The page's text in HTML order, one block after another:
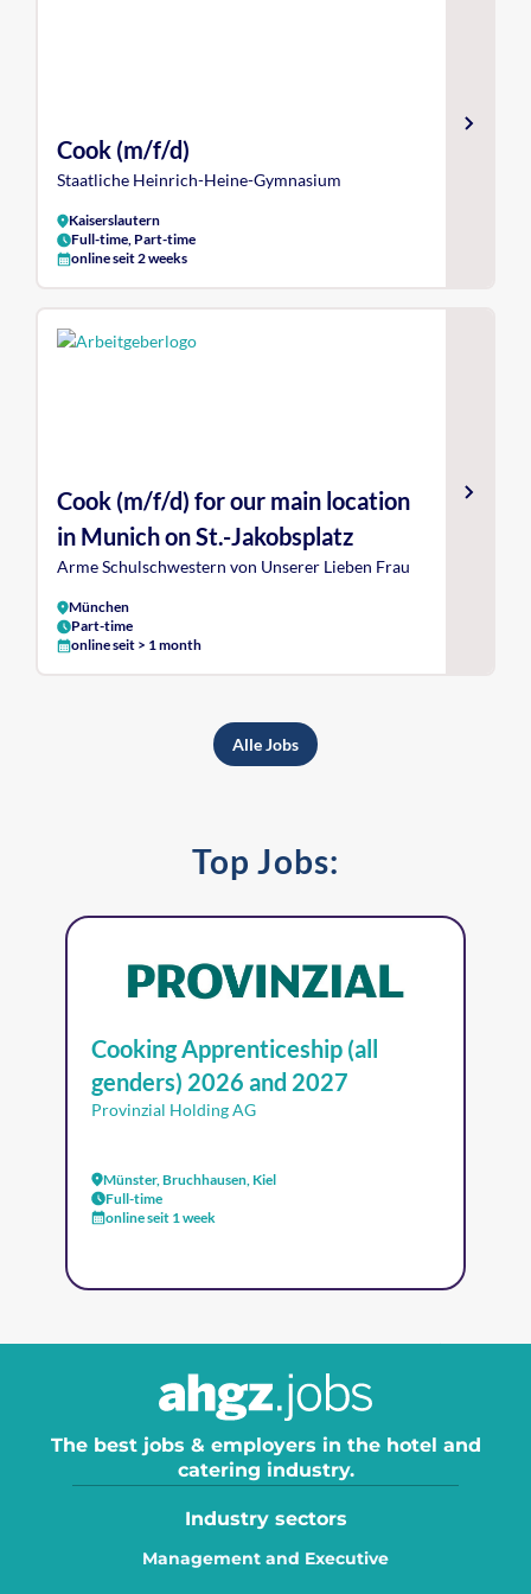
Cook (m/f/d)
Staatliche Heinrich-Heine-Gymnasium
Kaiserslautern
Full-time, Part-time
online seit 2 weeks
Cook (m/f/d) for our main location
in Munich on St.-Jakobsplatz
Arme Schulschwestern von Unserer Lieben Frau
München
Part-time
online seit > 1 month
Alle Jobs
Top Jobs:
Cooking Apprenticeship (all
genders) 2026 and 2027
Provinzial Holding AG
Münster, Bruchhausen, Kiel
Full-time
online seit 1 week
The best jobs & employers in the hotel and
catering industry.
Industry sectors
Management and Executive